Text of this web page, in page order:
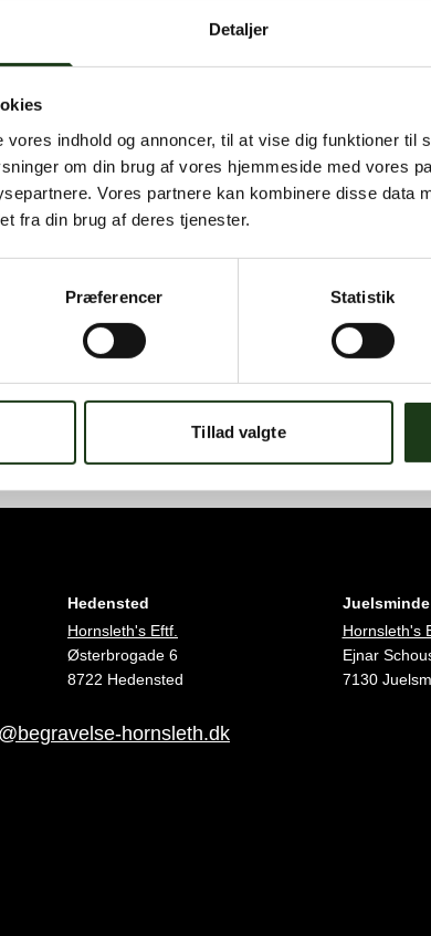
Detaljer
indhold og annoncer, til at vise dig funktioner til
om din brug af vores hjemmeside med vores
Vores partnere kan kombinere disse data
fra din brug af deres tjenester.
Præferencer Statistik
Tillad valgte
Gå til forsiden Gå tilbage
Har du brug for hjælp?
Du er velkommen til at kontakte os, hvis du har
Find nærmeste afdeling
Hedensted
Hornsleth's Eftf.
Østerbrogade 6
8722 Hedensted
Juelsminde
Hornsleth's
Ejnar
7130
hornsleth.dk